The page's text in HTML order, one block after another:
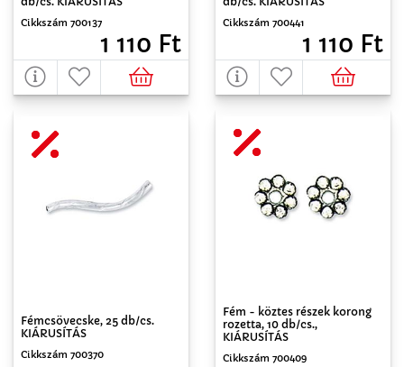
Cikkszám 700137
1 110 Ft
Cikkszám 700441
1 110 Ft
Fémcsövecske, 25 db/cs.
KIÁRUSÍTÁS
Cikkszám 700370
Fém - köztes részek korong
rozetta, 10 db/cs.,
KIÁRUSÍTÁS
Cikkszám 700409